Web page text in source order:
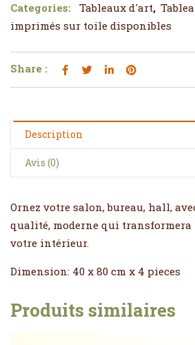
Categories: Tableaux d'art,
imprimés sur toile disponibles
Share :
Description
Avis (0)
Ornez votre salon, bureau, hall,
qualité, moderne qui
votre intérieur.
Dimension: 40 x 80 cm x 4 pieces
Produits similaires